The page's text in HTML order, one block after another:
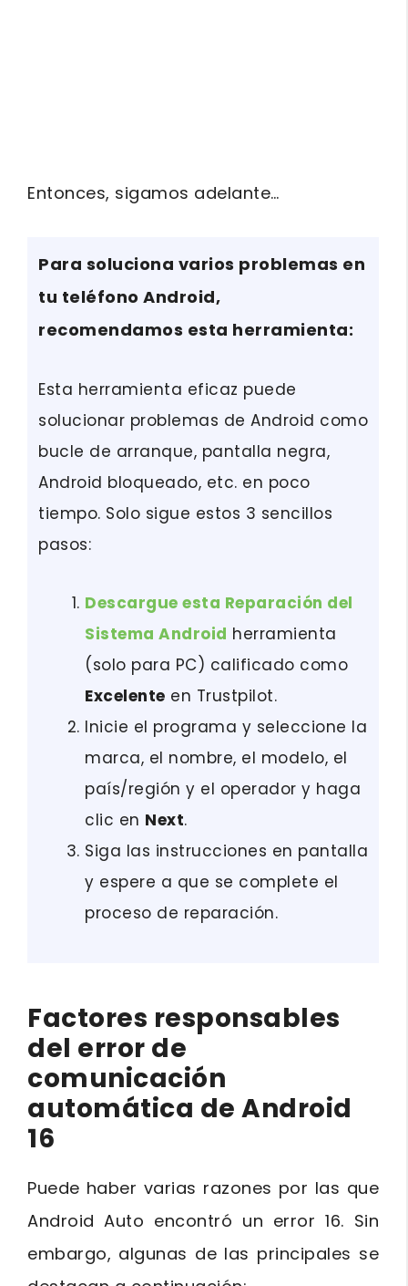
Entonces, sigamos adelante…
Para soluciona varios problemas en
tu teléfono Android,
recomendamos esta herramienta:
Esta herramienta eficaz puede
solucionar problemas de Android como
bucle de arranque, pantalla negra,
Android bloqueado, etc. en poco
tiempo. Solo sigue estos 3 sencillos
pasos:
Descargue esta Reparación del
Sistema Android herramienta
(solo para PC) calificado como
Excelente en Trustpilot.
Inicie el programa y seleccione la
marca, el nombre, el modelo, el
país/región y el operador y haga
clic en Next.
Siga las instrucciones en pantalla
y espere a que se complete el
proceso de reparación.
Factores responsables
del error de
comunicación
automática de Android
16
Puede haber varias razones por las que
Android Auto encontró un error 16. Sin
embargo, algunas de las principales se